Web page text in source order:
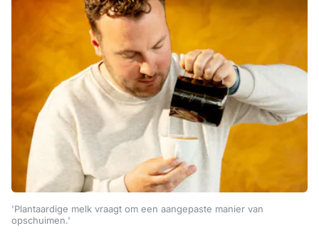
'Plantaardige melk vraagt om een aangepaste manier van
opschuimen.'